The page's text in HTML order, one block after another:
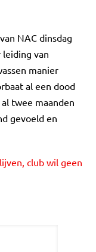
NAC dinsdag
van
manier
al een dood
twee maanden
gevoeld en
club wil geen